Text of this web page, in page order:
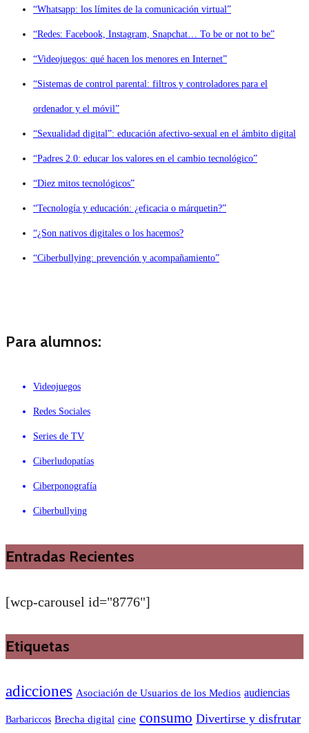
“Whatsapp: los límites de la comunicación virtual”
“Redes: Facebook, Instagram, Snapchat… To be or not to be”
“Videojuegos: qué hacen los menores en Internet”
“Sistemas de control parental: filtros y controladores para el
ordenador y el móvil”
“Sexualidad digital”: educación afectivo-sexual en el ámbito digital
“Padres 2.0: educar los valores en el cambio tecnológico”
“Diez mitos tecnológicos”
“Tecnología y educación: ¿eficacia o márquetin?”
“¿Son nativos digitales o los hacemos?
“Ciberbullying: prevención y acompañamiento”
Para alumnos:
Videojuegos
Redes Sociales
Series de TV
Ciberludopatías
Ciberponografía
Ciberbullying
Entradas Recientes
[wcp-carousel id="8776"]
Etiquetas
adicciones Asociación de Usuarios de los Medios audiencias
Barbariccos Brecha digital cine consumo Divertirse y disfrutar